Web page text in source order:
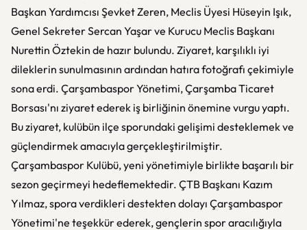
Başkan Yardımcısı Şevket Zeren, Meclis Üyesi Hüseyin Işık,
Genel Sekreter Sercan Yaşar ve Kurucu Meclis Başkanı
Nurettin Öztekin de hazır bulundu. Ziyaret, karşılıklı iyi
dileklerin sunulmasının ardından hatıra fotoğrafı çekimiyle
sona erdi. Çarşambaspor Yönetimi, Çarşamba Ticaret
Borsası'nı ziyaret ederek iş birliğinin önemine vurgu yaptı.
Bu ziyaret, kulübün ilçe sporundaki gelişimi desteklemek ve
güçlendirmek amacıyla gerçekleştirilmiştir.
Çarşambaspor Kulübü, yeni yönetimiyle birlikte başarılı bir
sezon geçirmeyi hedeflemektedir. ÇTB Başkanı Kazım
Yılmaz, spora verdikleri destekten dolayı Çarşambaspor
Yönetimi'ne teşekkür ederek, gençlerin spor aracılığıyla